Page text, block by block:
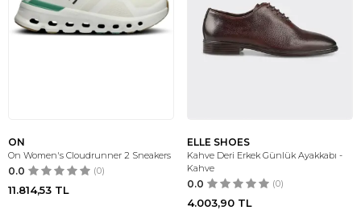
ON
On Women's Cloudrunner 2 Sneakers
0.0 (0)
11.814,53 TL
ELLE SHOES
Kahve Deri Erkek Günlük Ayakkabı -
Kahve
0.0 (0)
4.003,90 TL